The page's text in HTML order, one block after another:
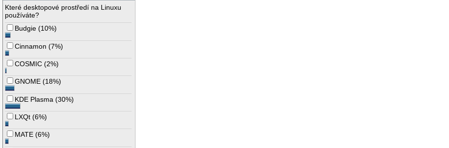
Které desktopové prostředí na Linuxu
používáte?
Budgie (10%)
Cinnamon (7%)
COSMIC (2%)
GNOME (18%)
KDE Plasma (30%)
LXQt (6%)
MATE (6%)